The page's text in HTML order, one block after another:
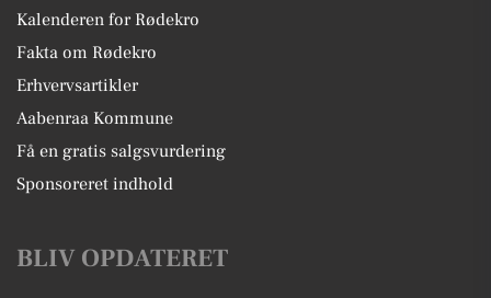
Kalenderen for Rødekro
Fakta om Rødekro
Erhvervsartikler
Aabenraa Kommune
Få en gratis salgsvurdering
Sponsoreret indhold
BLIV OPDATERET